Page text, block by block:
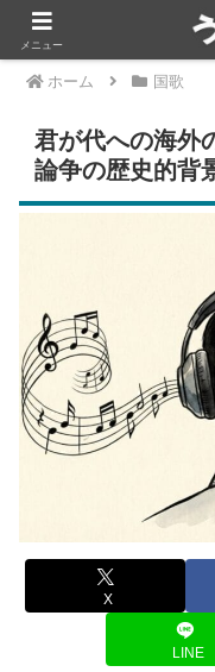
ホーム 国歌
君が代への海外
論争の歴史的背
X
LINE
メニュー